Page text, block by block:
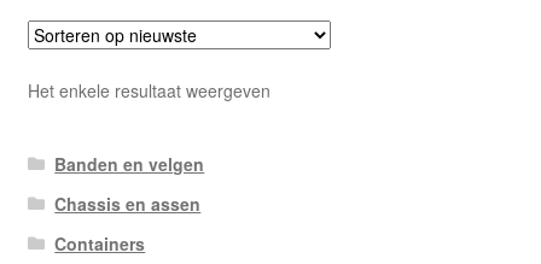
Het enkele resultaat weergeven
Banden en velgen
Chassis en assen
Containers